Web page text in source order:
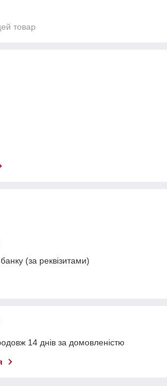
товар
(за реквізитами)
14 днів за домовленістю